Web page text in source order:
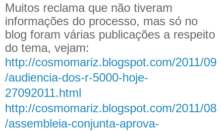
Muitos reclama que não tiveram
informações do processo, mas só no
blog foram várias publicações a respeito
do tema, vejam:
http://cosmomariz.blogspot.com/2011/09
/audiencia-dos-r-5000-hoje-
27092011.html
http://cosmomariz.blogspot.com/2011/08
/assembleia-conjunta-aprova-